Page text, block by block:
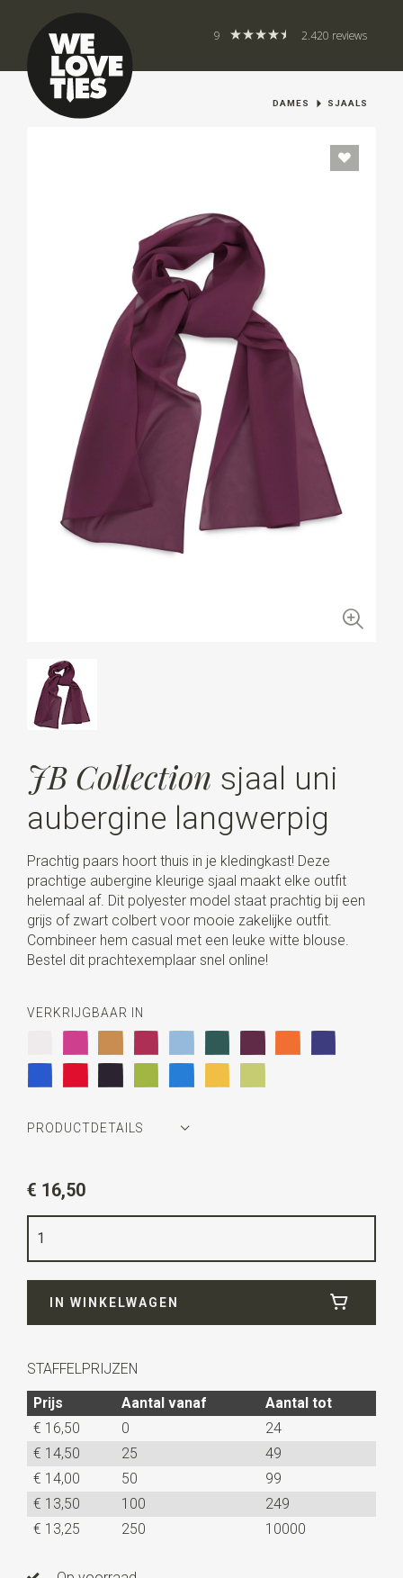
9 2.420 reviews
DAMES SJAALS
JB Collection sjaal uni
aubergine langwerpig
Prachtig paars hoort thuis in je kledingkast! Deze
prachtige aubergine kleurige sjaal maakt elke outfit
helemaal af. Dit polyester model staat prachtig bij een
grijs of zwart colbert voor mooie zakelijke outfit.
Combineer hem casual met een leuke witte blouse.
Bestel dit prachtexemplaar snel online!
VERKRIJGBAAR IN
PRODUCTDETAILS
aubergine
Kwaliteit
Lengte140 cm
€ 16,50
IN WINKELWAGEN
STAFFELPRIJZEN
Prijs
Aantal vanaf
Aantal tot
€ 16,50
0
24
€ 14,50
25
49
€ 14,00
50
99
€ 13,50
100
249
€ 13,25
250 10000